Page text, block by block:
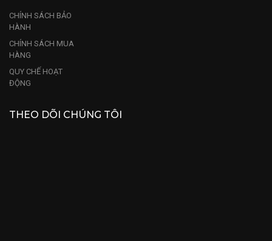
CHÍNH SÁCH BẢO
HÀNH
CHÍNH SÁCH MUA
HÀNG
QUY CHẾ HOẠT
ĐỘNG
THEO DÕI CHÚNG TÔI